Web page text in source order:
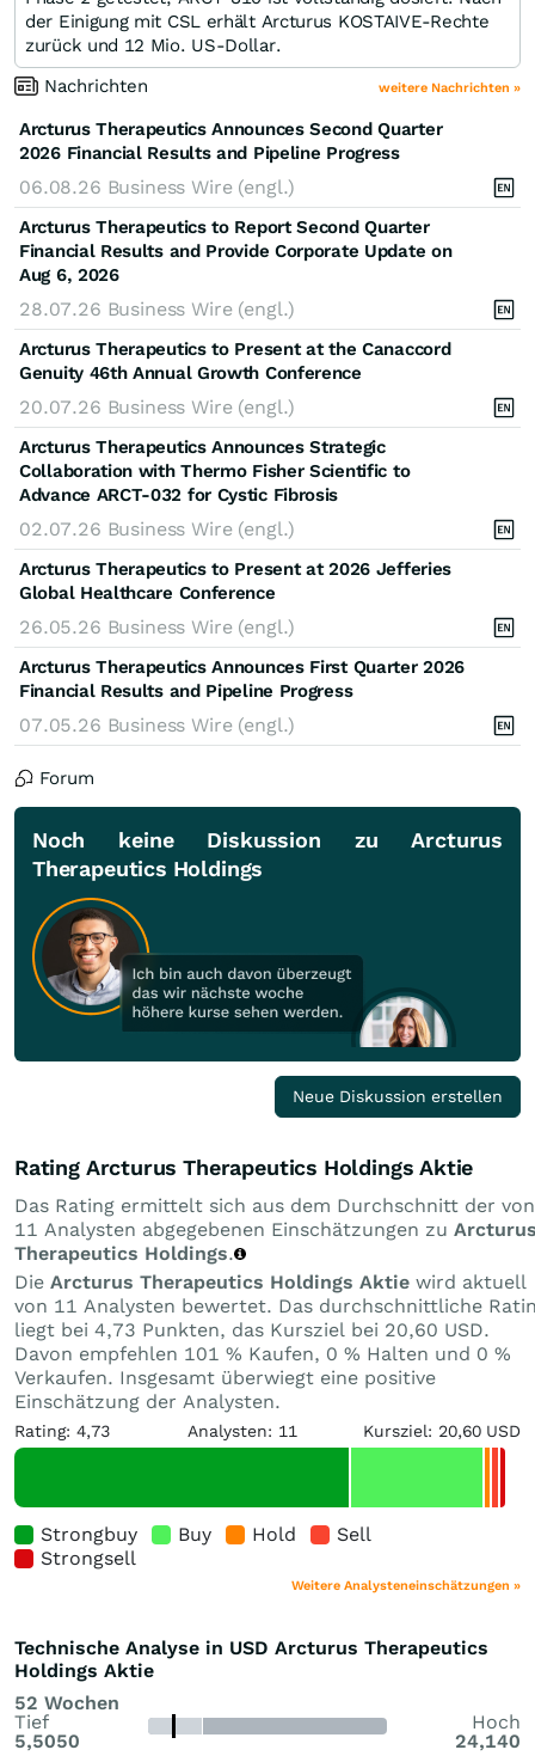
der Einigung mit CSL erhält Arcturus KOSTAIVE-Rechte
zurück und 12 Mio. US-Dollar.
Nachrichten
weitere Nachrichten »
Arcturus Therapeutics Announces Second Quarter
2026 Financial Results and Pipeline Progress
06.08.26 Business Wire (engl.)
Arcturus Therapeutics to Report Second Quarter
Financial Results and Provide Corporate Update on
Aug 6, 2026
28.07.26 Business Wire (engl.)
Arcturus Therapeutics to Present at the Canaccord
Genuity 46th Annual Growth Conference
20.07.26 Business Wire (engl.)
Arcturus Therapeutics Announces Strategic
Collaboration with Thermo Fisher Scientific to
Advance ARCT-032 for Cystic Fibrosis
02.07.26 Business Wire (engl.)
Arcturus Therapeutics to Present at 2026 Jefferies
Global Healthcare Conference
26.05.26 Business Wire (engl.)
Arcturus Therapeutics Announces First Quarter 2026
Financial Results and Pipeline Progress
07.05.26 Business Wire (engl.)
Forum
Noch keine Diskussion zu Arcturus
Therapeutics Holdings
Neue Diskussion erstellen
Rating Arcturus Therapeutics Holdings Aktie
Das Rating ermittelt sich aus dem Durchschnitt der von
11 Analysten abgegebenen Einschätzungen zu
Therapeutics Holdings.
Die Arcturus Therapeutics Holdings Aktie wird aktuell
von 11 Analysten bewertet. Das durchschnittliche
liegt bei 4,73 Punkten, das Kursziel bei 20,60 USD.
Davon empfehlen 101 % Kaufen, 0 % Halten und 0 %
Verkaufen. Insgesamt überwiegt eine positive
Einschätzung der Analysten.
Rating: 4,73 Analysten: 11 Kursziel: 20,60 USD
Strongbuy Buy Hold
Sell
Strongsell
Weitere Analysteneinschätzungen »
Technische Analyse in USD Arcturus Therapeutics
Holdings Aktie
52 Wochen
Tief
5,5050
Hoch
24,140